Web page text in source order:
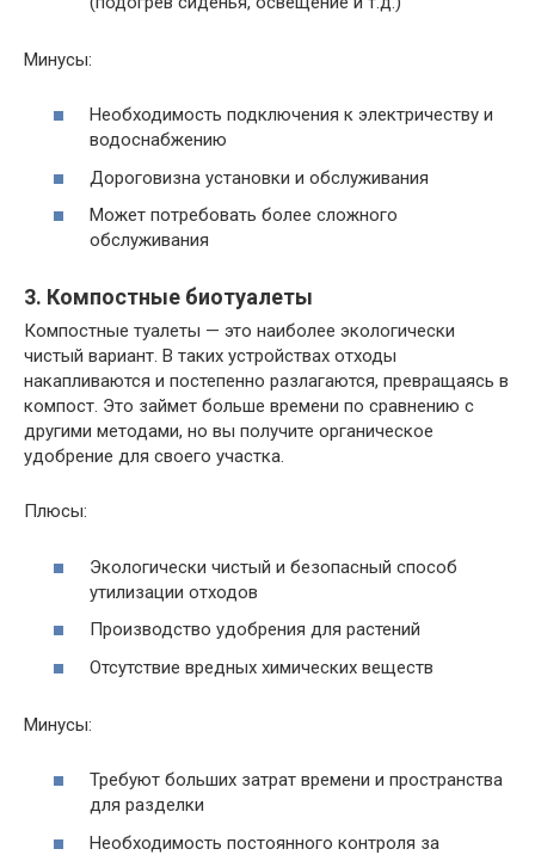
Минусы:
Необходимость подключения к электричеству и
водоснабжению
Дороговизна установки и обслуживания
Может потребовать более сложного
обслуживания
3. Компостные биотуалеты
Компостные туалеты — это наиболее экологически
чистый вариант. В таких устройствах отходы
накапливаются и постепенно разлагаются, превращаясь в
компост. Это займет больше времени по сравнению с
другими методами, но вы получите органическое
удобрение для своего участка.
Плюсы:
Экологически чистый и безопасный способ
утилизации отходов
Производство удобрения для растений
Отсутствие вредных химических веществ
Минусы:
Требуют больших затрат времени и пространства
для разделки
Необходимость постоянного контроля за